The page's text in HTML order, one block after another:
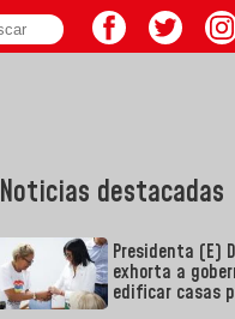
Noticias destacadas
Presidenta (E)
exhorta a
edificar casas